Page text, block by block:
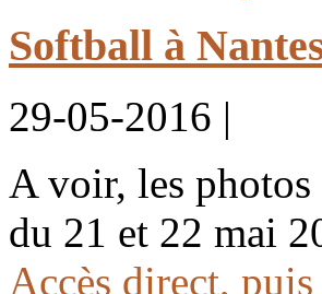
Softball à
29-05-2016 |
A voir, les
du 21 et 22 mai
Accès direct,